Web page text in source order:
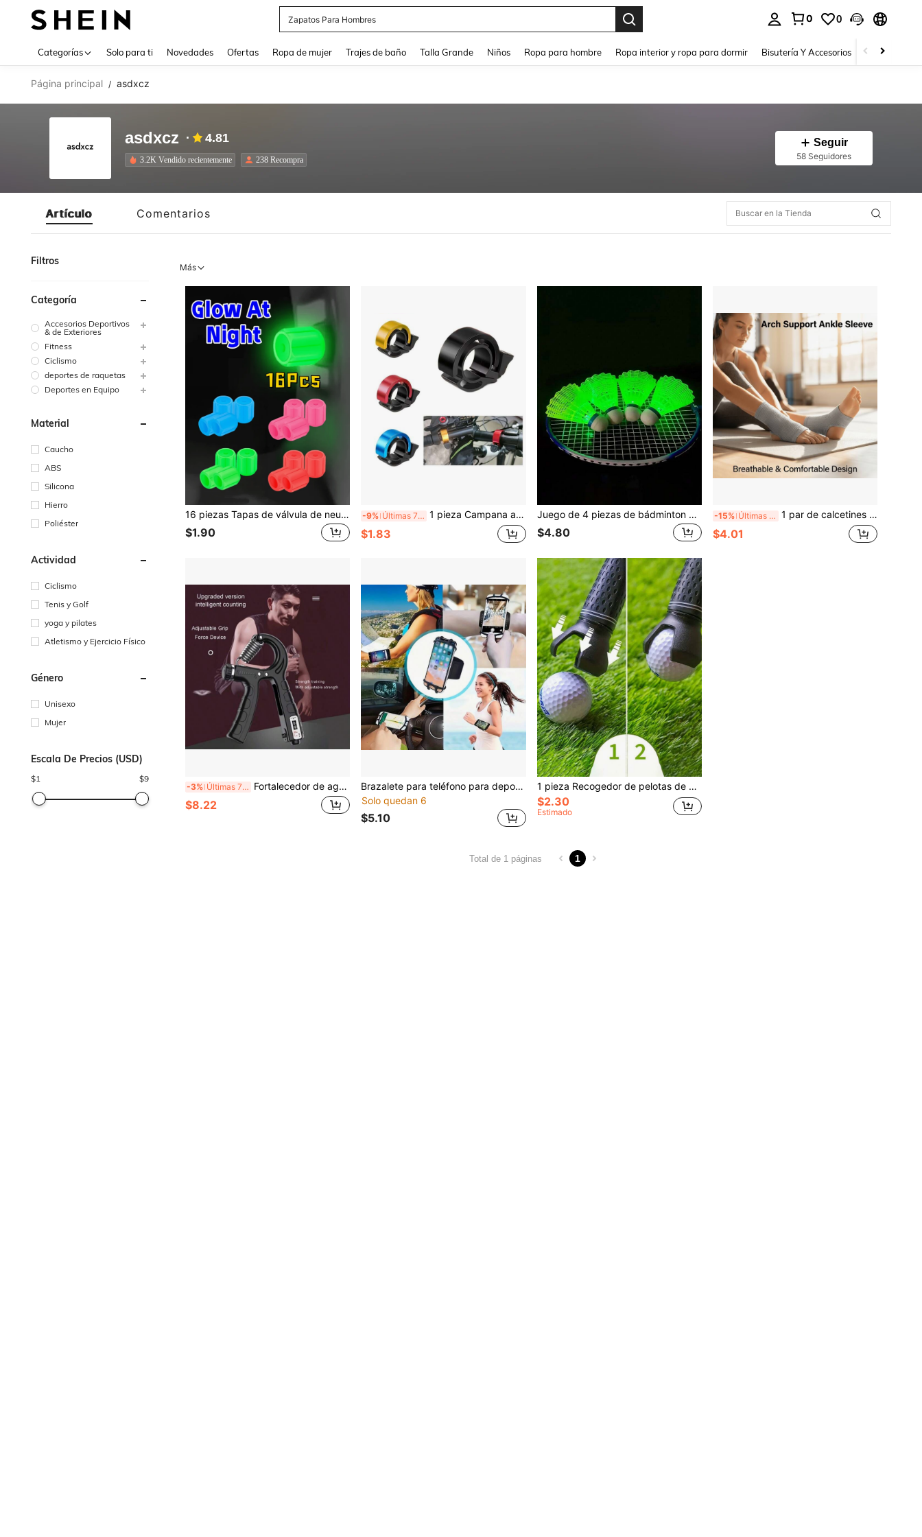
Zapatos Para Hombres
0 0
Categorías Solo para ti Novedades Ofertas Ropa de mujer Trajes de baño Talla Grande Niños Ropa para hombre Ropa interior y ropa para dormir Bisutería Y Accesorios Zapatos
Página principal / asdxcz
asdxcz 4.81
3.2K Vendido recientemente 238 Recompra
Seguir
58 Seguidores
Artículo Comentarios
Filtros
Categoría
Accesorios Deportivos
& de Exteriores
Fitness
Ciclismo
deportes de raquetas
Deportes en Equipo
Material
Caucho
ABS
Silicona
Hierro
Poliéster
Actividad
Ciclismo
Tenis y Golf
yoga y pilates
Atletismo y Ejercicio Físico
Género
Unisexo
Mujer
Escala De Precios (USD)
$1 $9
Más
16 piezas Tapas de válvula de neumático que brillan en la oscuridad - Tapas de plástico ABS para autos, camiones, bicicletas - Verde, azul, rosa, rojo brillante en la oscuridad - Accesorios redondos, duraderos y elegantes para mayor visibilidad nocturna | Tapas de válvula vibrantes | Tapas de plástico ligeras para válvulas de neumáticos
$1.90
-9% Últimas 7 hrs 1 pieza Campana automática para bicicleta, bocina de bicicleta de montaña, adecuada para montar en bicicleta, accesorios de bicicleta plegable con opción de varios colores
$1.83
Juego de 4 piezas de bádminton que brilla en la oscuridad, volantes para recreación nocturna al aire libre, apto para actividades familiares
$4.80
-15% Últimas 7 hrs 1 par de calcetines de compresión para tobillo - Calcetines deportivos de soporte para tobillo tejidos unisex, adecuados para yoga, pilates, uso diario - Calcetines de yoga transpirables y que absorben la humedad
$4.01
-3% Últimas 7 hrs Fortalecedor de agarre ajustable mejorado, entrenador de mano y antebrazo de alta resistencia, resistencia ajustable de 11-220 lbs, equipo de entrenamiento de fuerza, adecuado para gimnasio, flexiones de muñeca, dominadas, levantamiento de pesas, entrenamiento de Body completo, fitness en casa, unisex, adecuado como regalo de Navidad, regalo de Año Nuevo, regalo de cumpleaños, regalo del Día de San Valentín
$8.22
Brazalete para teléfono para deportes al aire libre, soporte de fitness con muñequera giratoria 360° desmontable, correa elástica universal para correr y ciclismo
Solo quedan 6
$5.10
1 pieza Recogedor de pelotas de golf, accesorio de golf de goma y aleación de zinc, recogedor de pelotas de golf de 3 garras, herramienta de entrenamiento de golf práctica y conveniente
$2.30
Estimado
Total de 1 páginas 1